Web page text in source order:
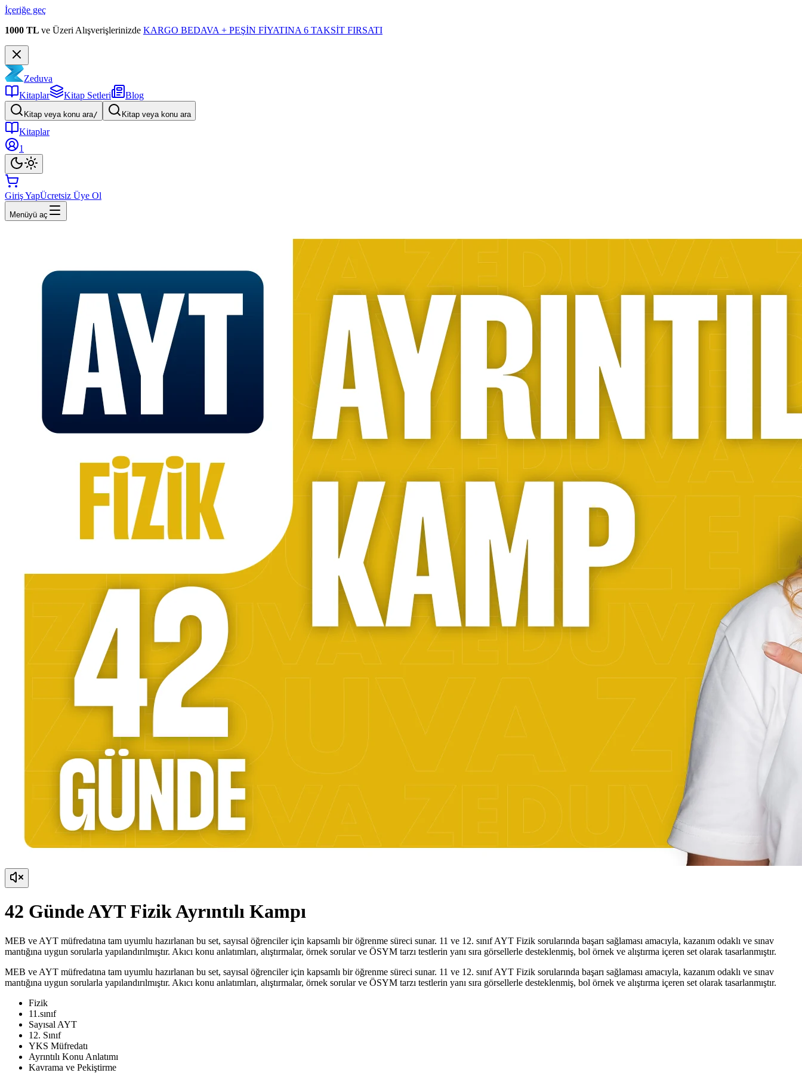
İçeriğe geç
1000 TL ve Üzeri Alışverişlerinizde KARGO BEDAVA + PEŞİN FİYATINA 6 TAKSİT FIRSATI
Zeduva
Kitaplar
Kitap Setleri Blog
Kitap veya konu ara/ Kitap veya konu ara
Kitaplar
1
Giriş YapÜcretsiz Üye Ol
Menüyü aç
42 Günde AYT Fizik Ayrıntılı Kampı
MEB ve AYT müfredatına tam uyumlu hazırlanan bu set, sayısal öğrenciler için kapsamlı bir öğrenme süreci sunar. 11 ve 12. sınıf AYT Fizik sorularında başarı sağlaması amacıyla, kazanım odaklı ve sınav
mantığına uygun sorularla yapılandırılmıştır. Akıcı konu anlatımları, alıştırmalar, örnek sorular ve ÖSYM tarzı testlerin yanı sıra görsellerle desteklenmiş, bol örnek ve alıştırma içeren set olarak tasarlanmıştır.
MEB ve AYT müfredatına tam uyumlu hazırlanan bu set, sayısal öğrenciler için kapsamlı bir öğrenme süreci sunar. 11 ve 12. sınıf AYT Fizik sorularında başarı sağlaması amacıyla, kazanım odaklı ve sınav
mantığına uygun sorularla yapılandırılmıştır. Akıcı konu anlatımları, alıştırmalar, örnek sorular ve ÖSYM tarzı testlerin yanı sıra görsellerle desteklenmiş, bol örnek ve alıştırma içeren set olarak tasarlanmıştır.
Fizik
11.sınıf
Sayısal AYT
12. Sınıf
YKS Müfredatı
Ayrıntılı Konu Anlatımı
Kavrama ve Pekiştirme